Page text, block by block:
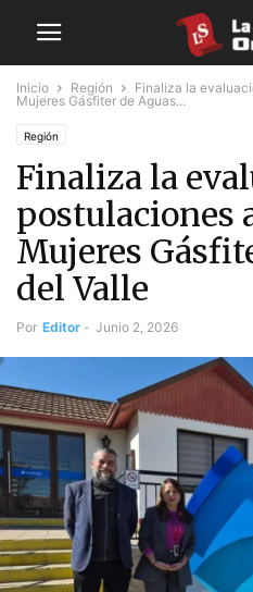
Inicio Región
Finaliza la
Mujeres Gásfiter de Aguas...
Región
Finaliza la
postulaciones
Mujeres
del Valle
Por Editor - Junio 2, 2026